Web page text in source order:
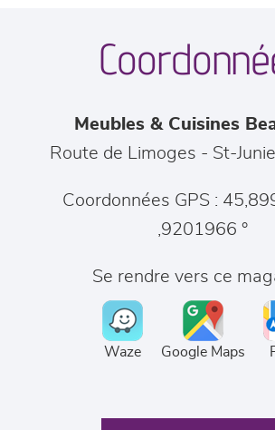
chambres et dressing
cuisine & sur-mesure
décoration
Meubles & Cuisines
Route de Limoges - St-
Coordonnées GPS :
,9201966 °
Se rendre vers ce
Waze Google Maps